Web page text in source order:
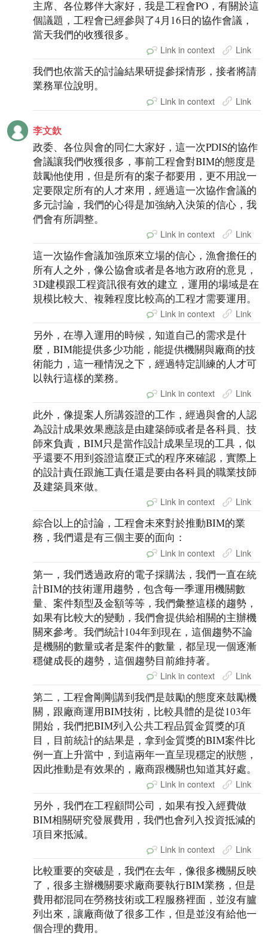
主席、各位夥伴大家好，我是工程會PO，有關於這
個議題，工程會已經參與了4月16日的協作會議，
當天我們的收獲很多。
Link in context Link
我們也依當天的討論結果研提參採情形，接者將請
業務單位說明。
Link in context Link
李文欽
政委、各位與會的同仁大家好，這一次PDIS的協作
會議讓我們收獲很多，事前工程會對BIM的態度是
鼓勵他使用，但是所有的案子都要用，更不用說一
定要限定所有的人才來用，經過這一次協作會議的
多元討論，我們的心得是加強納入決策的信心，我
們會有所調整。
Link in context Link
這一次協作會議加強原來立場的信心，漁會擔任的
所有人之外，像公協會或者是各地方政府的意見，
3D建模跟工程資訊很有效的建立，運用的場域是在
規模比較大、複雜程度比較高的工程才需要運用。
Link in context Link
另外，在導入運用的時候，知道自己的需求是什
麼，BIM能提供多少功能，能提供機關與廠商的技
術能力，這一種情況之下，經過特定訓練的人才可
以執行這樣的業務。
Link in context Link
此外，像提案人所講簽證的工作，經過與會的人認
為設計成果效果應該是由建築師或者是各科員、技
師來負責，BIM只是當作設計成果呈現的工具，似
乎還要不用到簽證這麼正式的程序來確認，實際上
的設計責任跟施工責任還是要由各科員的職業技師
及建築員來做。
Link in context Link
綜合以上的討論，工程會未來對於推動BIM的業
務，我們還是有三個主要的面向：
Link in context Link
第一，我們透過政府的電子採購法，我們一直在統
計BIM的技術運用趨勢，包含每一季運用機關數
量、案件類型及金額等等，我們彙整這樣的趨勢，
如果有比較大的變動，我們會提供給相關的主辦機
關來參考。我們統計104年到現在，這個趨勢不論
是機關的數量或者是案件的數量，都呈現一個逐漸
穩健成長的趨勢，這個趨勢目前維持著。
Link in context Link
第二，工程會剛剛講到我們是鼓勵的態度來鼓勵機
關，跟廠商運用BIM技術，比較具體的是從103年
開始，我們把BIM列入公共工程品質金質獎的項
目，目前統計的結果是，拿到金質獎的BIM案件比
例一直上升當中，到這兩年一直呈現穩定的狀態，
因此推動是有效果的，廠商跟機關也知道其好處。
Link in context Link
另外，我們在工程顧問公司，如果有投入經費做
BIM相關研究發展費用，我們也會列入投資抵減的
項目來抵減。
Link in context Link
比較重要的突破是，我們在去年，像很多機關反映
了，很多主辦機關要求廠商要執行BIM業務，但是
費用都混同在勞務技術或工程服務裡面，並沒有臚
列出來，讓廠商做了很多工作，但是並沒有給他一
個合理的費用。